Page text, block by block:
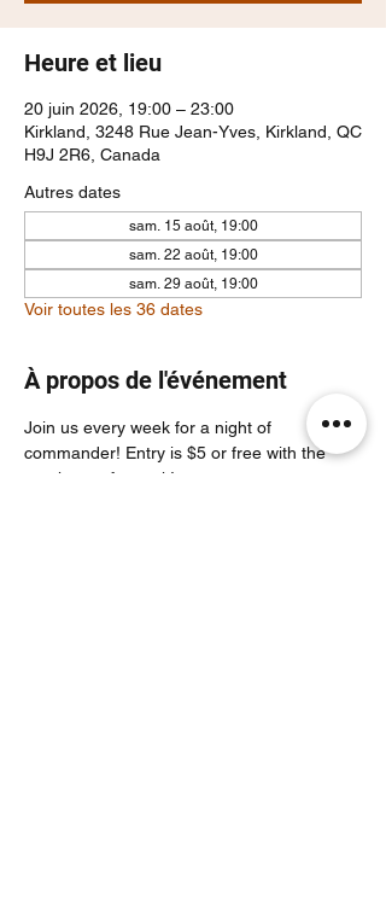
Heure et lieu
20 juin 2026, 19:00 – 23:00
Kirkland, 3248 Rue Jean-Yves, Kirkland, QC
H9J 2R6, Canada
Autres dates
sam. 15 août, 19:00
sam. 22 août, 19:00
sam. 29 août, 19:00
Voir toutes les 36 dates
À propos de l'événement
Join us every week for a night of
commander! Entry is $5 or free with the
purchase of a pack!